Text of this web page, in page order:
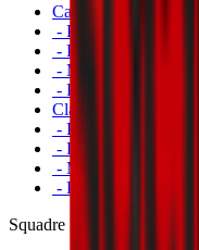
Calendario
- Prima Squadra
- Prima Squadra
- Milan Futuro
- Primavera
Classifiche
- Prima Squadra
- Prima Squadra
- Milan Futuro
- Primavera
Squadre